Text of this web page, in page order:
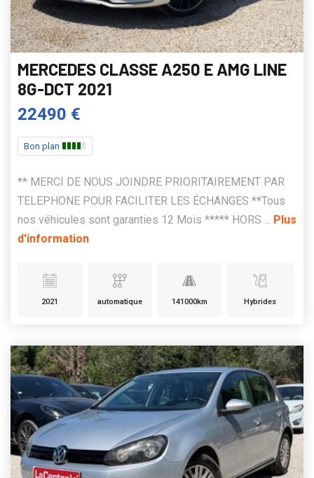
MERCEDES CLASSE A250 E AMG LINE
8G-DCT 2021
22490 €
Bon plan
** MERCI DE NOUS JOINDRE PRIORITAIREMENT PAR
TELEPHONE POUR FACILITER LES ÉCHANGES **Tous
nos véhicules sont garanties 12 Mois ***** HORS ... Plus
d'information
2021 automatique 141000km Hybrides